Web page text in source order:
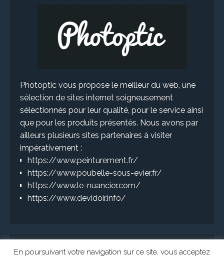
Photoptic vous propose le meilleur du web, une
sélection de sites internet soigneusement
sélectionnés pour leur qualité, pour le service ainsi
que pour les produits présentés. Nous avons par
ailleurs plusieurs sites partenaires à visiter
impérativement :
https://www.peinturement.fr/
https://www.poubelle-sous-evier.fr/
https://www.le-nuancier.com/
https://www.devidoir.info/
En poursuivant votre navigation sur ce site, vous acceptez